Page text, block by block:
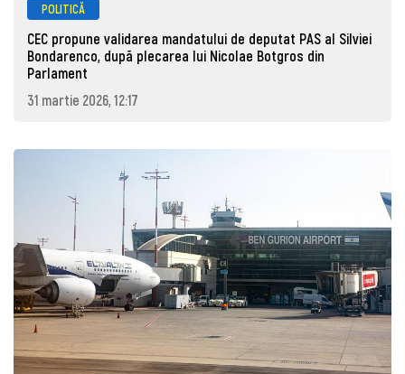
POLITICĂ
CEC propune validarea mandatului de deputat PAS al Silviei
Bondarenco, după plecarea lui Nicolae Botgros din
Parlament
31 martie 2026, 12:17